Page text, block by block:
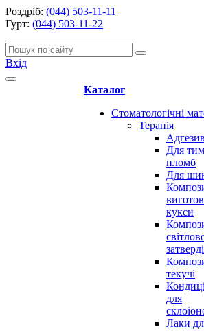
Роздріб: (044) 503-11-11
Гурт: (044) 503-11-22
Вхід
Каталог
Стоматологічні
Терапія
Для
пломб
Для
кукси
текучі
для
Лаки